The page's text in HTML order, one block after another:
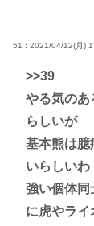
51 : 2021/04/12(月)
>>39
やる気のあ
らしいが
基本熊は臆
いらしいわ
強い個体同
に虎やライ